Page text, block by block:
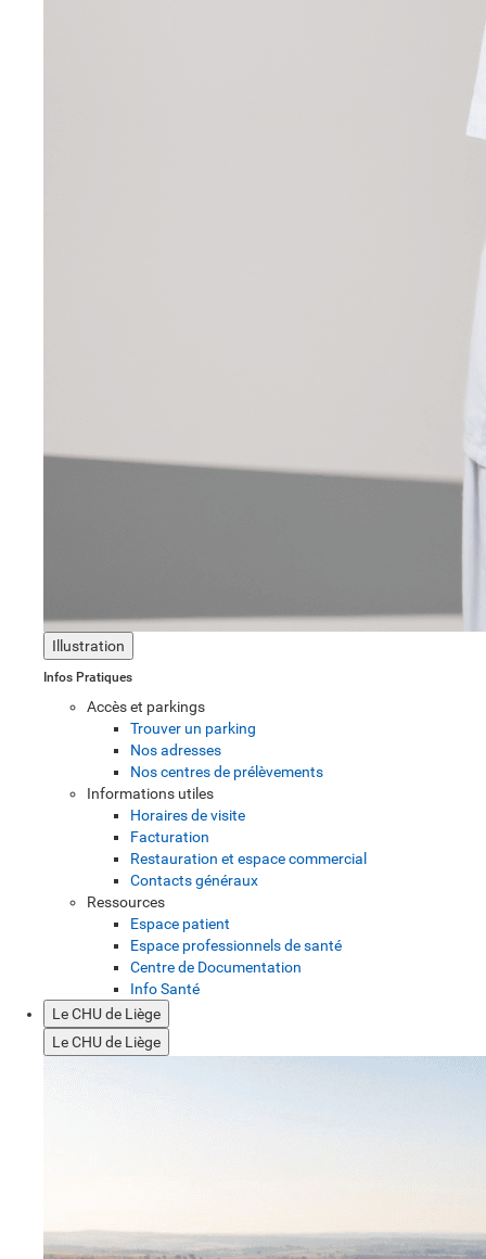
Illustration
Infos Pratiques
Accès et parkings
Trouver un parking
Nos adresses
Nos centres de prélèvements
Informations utiles
Horaires de visite
Facturation
Restauration et espace commercial
Contacts généraux
Ressources
Espace patient
Espace professionnels de santé
Centre de Documentation
Info Santé
Le CHU de Liège
Le CHU de Liège